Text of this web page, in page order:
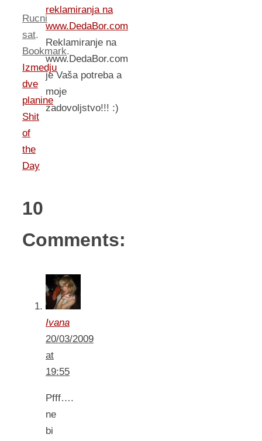
Rucni
sat.
Bookmark.
Izmedju
dve
planine
Shit
of
the
Day
10
Comments:
Ivana
20/03/2009
at
19:55
Pfff….
ne
bi
reklamiranja na
www.DedaBor.com
Reklamiranje na
www.DedaBor.com
je Vaša potreba a
moje
zadovoljstvo!!! :)